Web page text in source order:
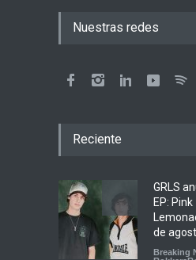
Nuestras redes
Reciente
GRLS
EP: Pink
de
Breaking